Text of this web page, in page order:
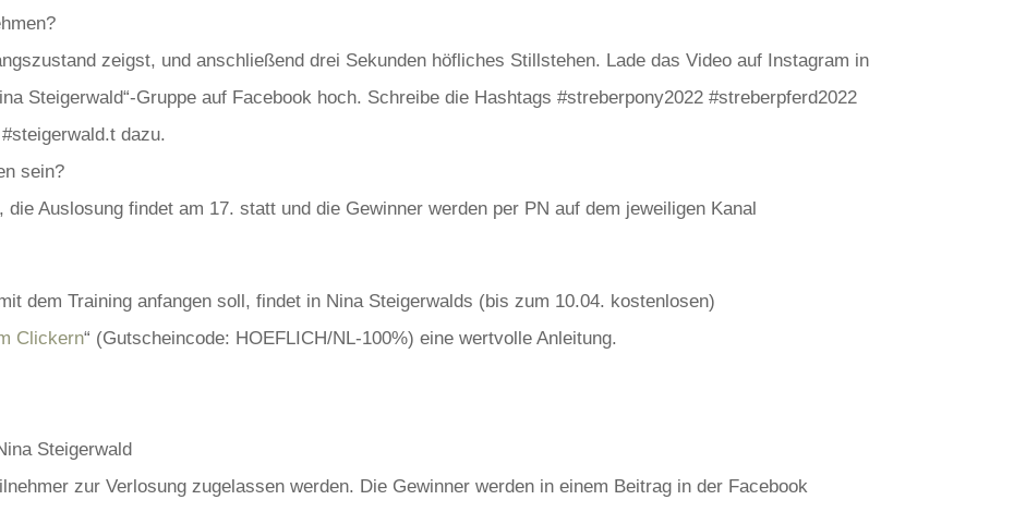
zeigst, und anschließend drei Sekunden höfliches Stillstehen. Lade das Video auf Instagram in
Steigerwald“-Gruppe auf Facebook hoch. Schreibe die Hashtags #streberpony2022 #streberpferd2022
dazu.
sein?
Auslosung findet am 17. statt und die Gewinner werden per PN auf dem jeweiligen Kanal
dem Training anfangen soll, findet in Nina Steigerwalds (bis zum 10.04. kostenlosen)
Clickern“ (Gutscheincode: HOEFLICH/NL-100%) eine wertvolle Anleitung.
Steigerwald
zur Verlosung zugelassen werden. Die Gewinner werden in einem Beitrag in der Facebook